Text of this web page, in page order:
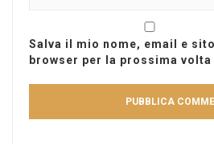
Salva il mio nome, email e
browser per la prossima volta